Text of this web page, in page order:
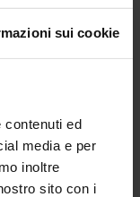
sui cookie
contenuti ed
media e per
inoltre
sito con i